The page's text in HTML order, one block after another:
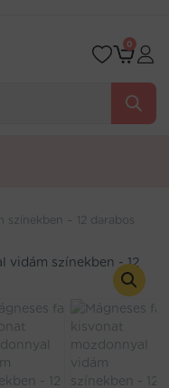
0
– 12 darabos